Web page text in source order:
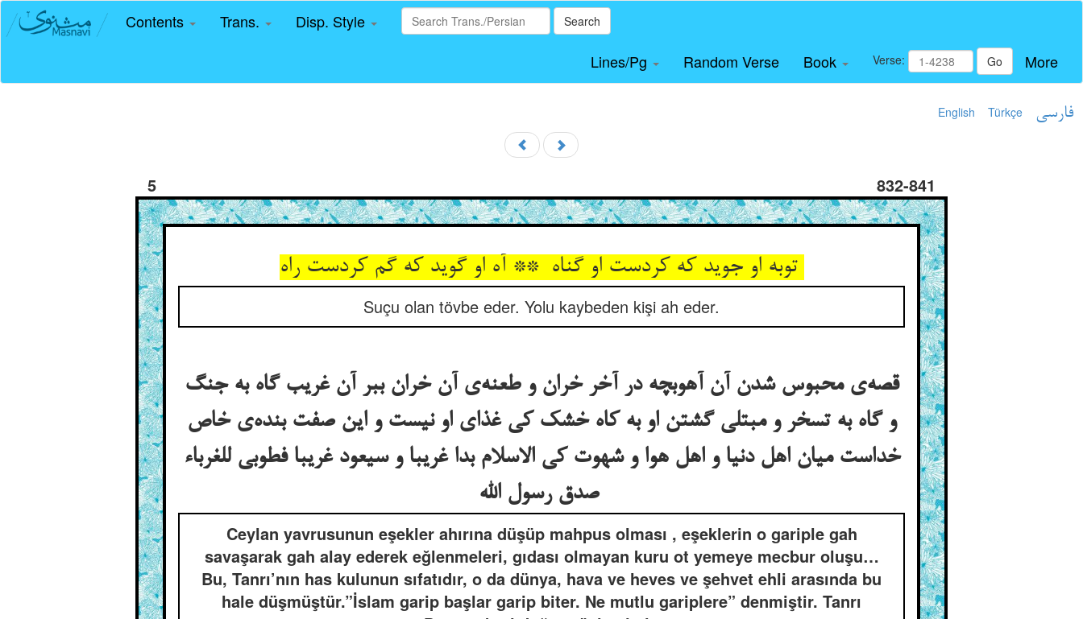
Contents Trans. Disp. Style Search
Lines/Pg Random Verse Book Verse: Go More
English Türkçe فارسی
5 832-841
توبه او جوید که کردست او گناه ** آه او گوید که گم کردست راه
Suçu olan tövbe eder. Yolu kaybeden kişi ah eder.
قصه‌ی محبوس شدن آن آهوبچه در آخر خران و طعنه‌ی آن خران ببر آن غریب گاه به جنگ
و گاه به تسخر و مبتلی گشتن او به کاه خشک کی غذای او نیست و این صفت بنده‌ی خاص
خداست میان اهل دنیا و اهل هوا و شهوت کی الاسلام بدا غریبا و سیعود غریبا فطوبی للغرباء
صدق رسول الله
Ceylan yavrusunun eşekler ahırına düşüp mahpus olması , eşeklerin o gariple gah
savaşarak gah alay ederek eğlenmeleri, gıdası olmayan kuru ot yemeye mecbur oluşu…
Bu, Tanrı’nın has kulunun sıfatıdır, o da dünya, hava ve heves ve şehvet ehli arasında bu
hale düşmüştür.”İslam garip başlar garip biter. Ne mutlu gariplere” denmiştir. Tanrı